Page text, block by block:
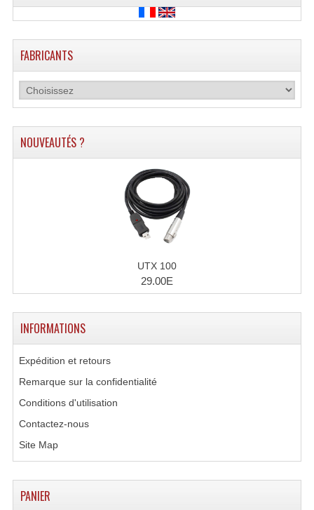
Enceintes Encastrables Ligne 100V 4-8 Ohm
Enceintes Murales (Ligne 100V 16 - 8 Ohm)
Microphone PA & Micro Pupitre
Projecteurs De Son
Sono: Conférences Securité Visite Guidée
Système D'audio Guide
Système Visite Guidée
Sonorisation Securité EN-54
Système Boucle Magnétique
Angle AG20 Structure Contest
FABRICANTS
NOUVEAUTÉS ?
UTX 100
29.00E
INFORMATIONS
Expédition et retours
Remarque sur la confidentialité
Conditions d'utilisation
Contactez-nous
Site Map
PANIER